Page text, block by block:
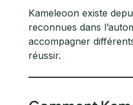
Kameleoon existe
reconnues dans
accompagner
réussir.